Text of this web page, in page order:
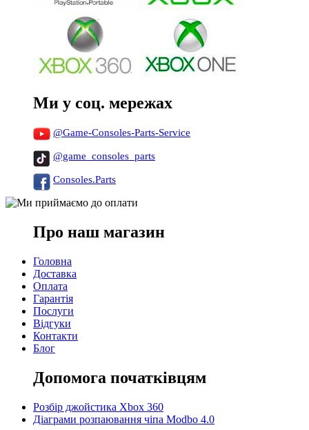
Ми у соц. мережах
@Game-Consoles-Parts-Service
@game_consoles_parts
Consoles.Parts
Про наш магазин
Головна
Доставка
Оплата
Гарантія
Послуги
Відгуки
Контакти
Блог
Допомога початківцям
Розбір джойстика Xbox 360
Діаграми розпаювання чіпа Modbo 4.0